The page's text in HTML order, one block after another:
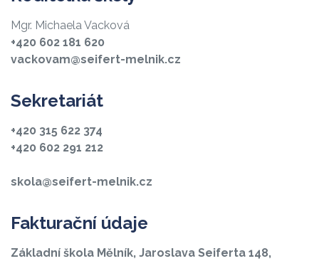
Mgr. Michaela Vacková
+420 602 181 620
vackovam@seifert-melnik.cz
Sekretariát
+420 315 622 374
+420 602 291 212
skola@seifert-melnik.cz
Fakturační údaje
Základní škola Mělník, Jaroslava Seiferta 148,